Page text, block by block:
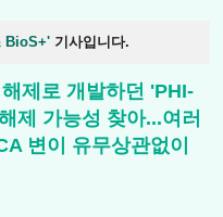
BioS+' 기사입니다.
제로 개발하던 'PHI-
제 가능성 찾아...여러
변이 유무상관없이